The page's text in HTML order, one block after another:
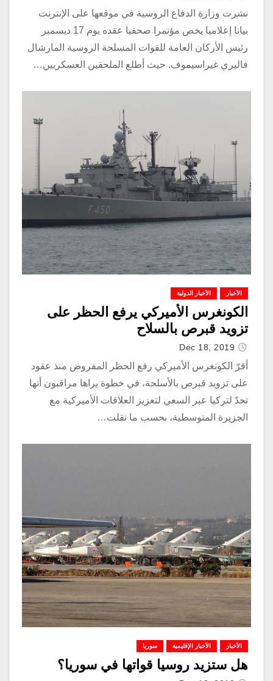
نشرت وزارة الدفاع الروسية في موقعها على الإنترنت
بيانا إعلاميا يخص مؤتمرا صحفيا عقده يوم 17 ديسمبر
رئيس الأركان العامة للقوات المسلحة الروسية المارشال
فاليري غيراسيموف. حيث أطلع الملحقين العسكريين…
الأخبار الأخبار الدولية
الكونغرس الأميركي يرفع الحظر على
تزويد قبرص بالسلاح
Dec 18, 2019
أقرّ الكونغرس الأميركي رفع الحظر المفروض منذ عقود
على تزويد قبرص بالأسلحة، في خطوة يراها مراقبون أنها
تحدّ لتركيا عبر السعي لتعزيز العلاقات الأميركية مع
الجزيرة المتوسطية، بحسب ما نقلت…
الأخبار الأخبار الإقليمية سوريا
هل ستزيد روسيا قواتها في سوريا؟